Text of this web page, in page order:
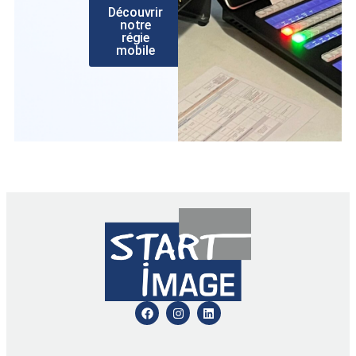
Découvrir
notre
régie
mobile